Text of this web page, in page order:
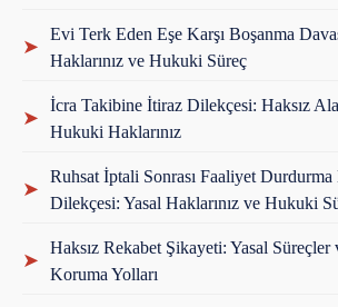
➤
Evi Terk Eden Eşe Karşı Boşanma
Haklarınız ve Hukuki Süreç
➤
İcra Takibine İtiraz Dilekçesi: Haksız
Hukuki Haklarınız
➤
Ruhsat İptali Sonrası Faaliyet Durdurma
Dilekçesi: Yasal Haklarınız ve Hukuki
➤
Haksız Rekabet Şikayeti: Yasal Süreçler
Koruma Yolları